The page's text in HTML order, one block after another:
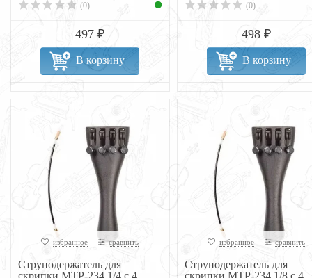
(0)
497 ₽
В корзину
(0)
498 ₽
В корзину
избранное сравнить
Струнодержатель для
скрипки MTP-234 1/4 с 4
избранное сравнить
Струнодержатель для
скрипки MTP-234 1/8 с 4